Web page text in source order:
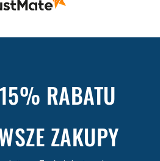
RABATU
ZAKUPY